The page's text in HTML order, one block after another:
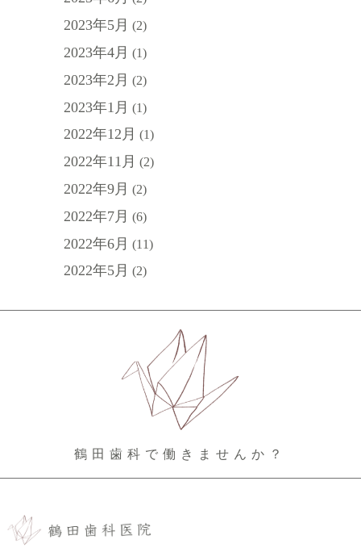
2023年5月 (2)
2023年4月 (1)
2023年2月 (2)
2023年1月 (1)
2022年12月 (1)
2022年11月 (2)
2022年9月 (2)
2022年7月 (6)
2022年6月 (11)
2022年5月 (2)
鶴田歯科で働きませんか？